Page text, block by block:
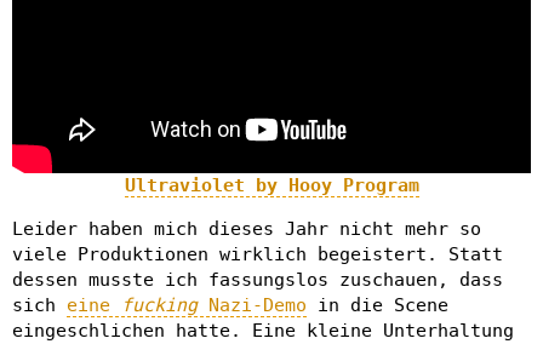
Ultraviolet by Hooy Program
Leider haben mich dieses Jahr nicht mehr so
viele Produktionen wirklich begeistert. Statt
dessen musste ich fassungslos zuschauen, dass
sich eine fuckingNazi-Demo in die Scene
eingeschlichen hatte. Eine kleine Unterhaltung